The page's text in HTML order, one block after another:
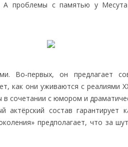
А проблемы с памятью у
Во‑первых, он предлагает
как они уживаются с реалиями
в сочетании с юмором и
актёрский состав гарантирует
предполагает, что за